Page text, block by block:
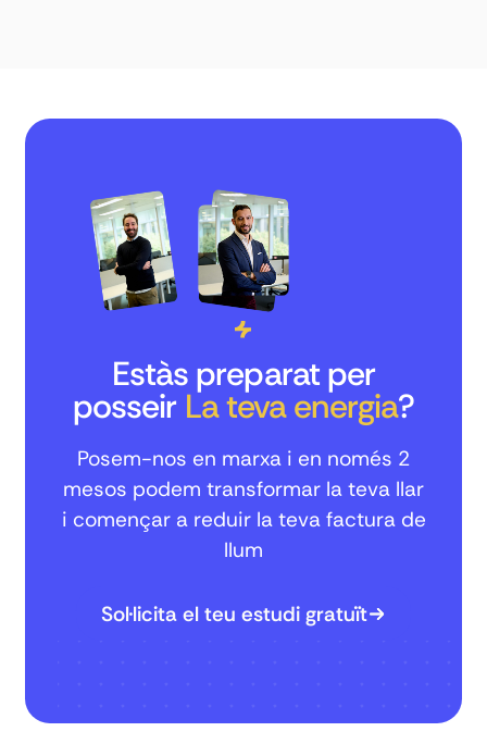
Estàs preparat per
posseir La teva energia?
Posem-nos en marxa i en només 2
mesos podem transformar la teva llar
i començar a reduir la teva factura de
llum
Sol·licita el teu estudi gratuït